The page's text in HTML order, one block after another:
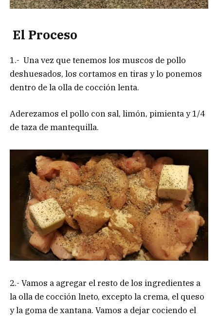
El Proceso
1.- Una vez que tenemos los muscos de pollo
deshuesados, los cortamos en tiras y lo ponemos
dentro de la olla de cocción lenta.
Aderezamos el pollo con sal, limón, pimienta y 1/4
de taza de mantequilla.
2.- Vamos a agregar el resto de los ingredientes a
la olla de cocción lneto, excepto la crema, el queso
y la goma de xantana. Vamos a dejar cociendo el